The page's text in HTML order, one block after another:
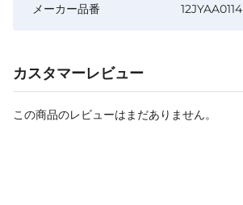
メーカー品番
12JYAA0114
カスタマーレビュー
この商品のレビューはまだありません。